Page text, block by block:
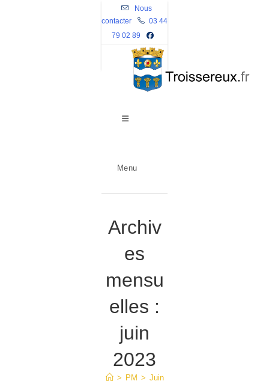
Skip
to
content
Nous
contacter
03 44
79 02 89
Menu
Archiv
es
mensu
elles :
juin
2023
> PM > Juin